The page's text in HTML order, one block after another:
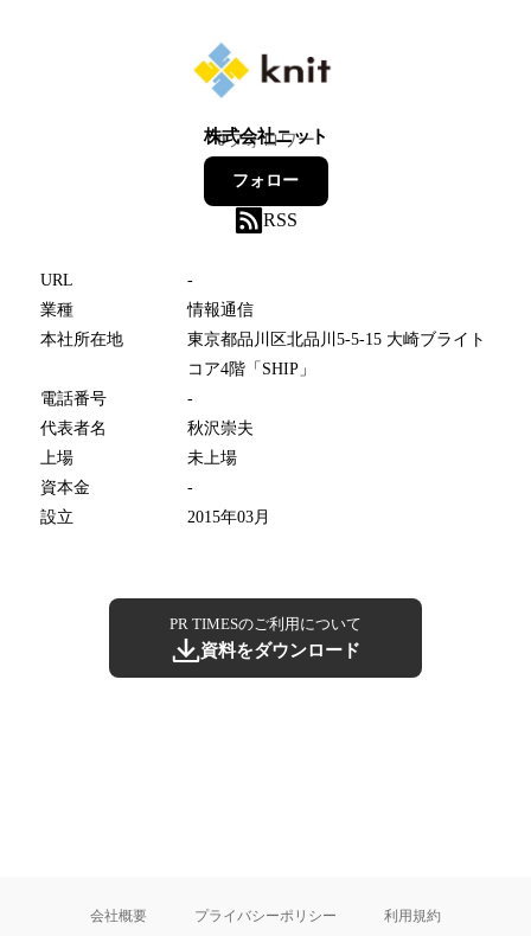
株式会社ニット
0フォロワー
フォロー
RSS
URL
-
業種
情報通信
本社所在地
東京都品川区北品川5-5-15 大崎ブライト
コア4階「SHIP」
電話番号
-
代表者名
秋沢崇夫
上場
未上場
資本金
-
設立
2015年03月
PR TIMESのご利用について
資料をダウンロード
会社概要 プライバシーポリシー 利用規約